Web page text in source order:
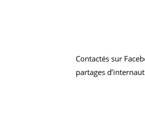
Contactés sur
partages